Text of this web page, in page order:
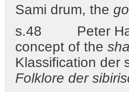
Sami drum, the
s.48 Peter
concept of the
Klassification der
Folklore der